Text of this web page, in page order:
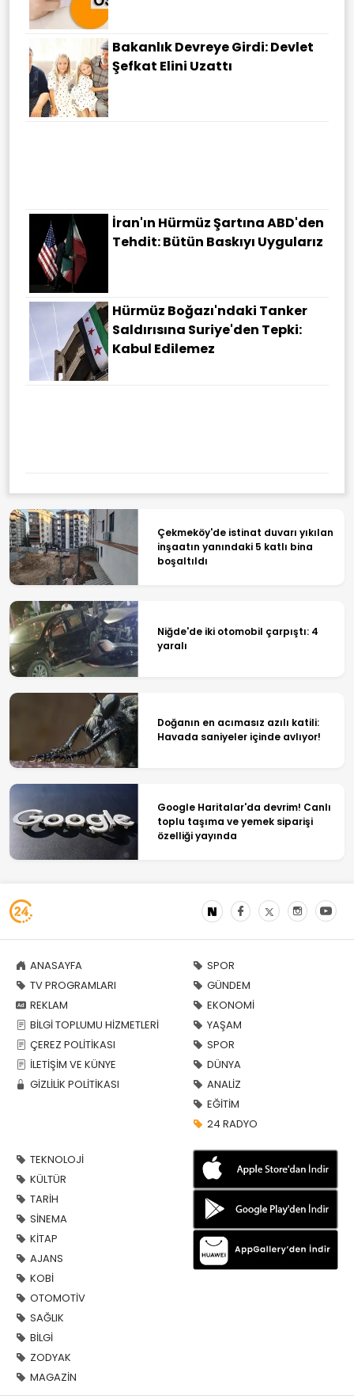
Bakanlık Devreye Girdi: Devlet
Şefkat Elini Uzattı
İran'ın Hürmüz Şartına ABD'den
Tehdit: Bütün Baskıyı Uygularız
Hürmüz Boğazı'ndaki Tanker
Saldırısına Suriye'den Tepki:
Kabul Edilemez
Çekmeköy'de istinat duvarı yıkılan
inşaatın yanındaki 5 katlı bina
boşaltıldı
Niğde'de iki otomobil çarpıştı: 4
yaralı
Doğanın en acımasız azılı katili:
Havada saniyeler içinde avlıyor!
Google Haritalar'da devrim! Canlı
toplu taşıma ve yemek siparişi
özelliği yayında
ANASAYFA
TV PROGRAMLARI
REKLAM
BİLGİ TOPLUMU HİZMETLERİ
ÇEREZ POLİTİKASI
İLETİŞİM VE KÜNYE
GİZLİLİK POLİTİKASI
SPOR
GÜNDEM
EKONOMİ
YAŞAM
SPOR
DÜNYA
ANALİZ
EĞİTİM
24 RADYO
TEKNOLOJİ
KÜLTÜR
TARİH
SİNEMA
KİTAP
AJANS
KOBİ
OTOMOTİV
SAĞLIK
BİLGİ
ZODYAK
MAGAZİN